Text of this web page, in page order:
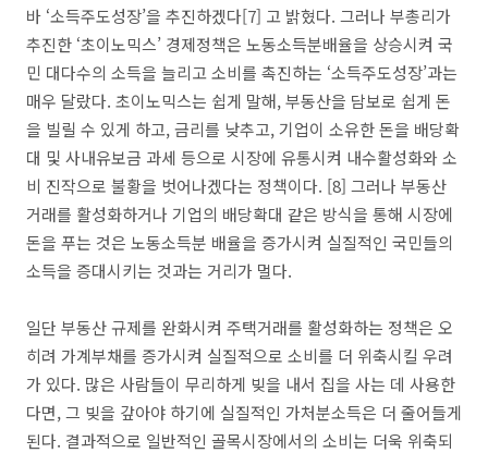
바 ‘소득주도성장’을 추진하겠다[7] 고 밝혔다. 그러나 부총리가
추진한 ‘초이노믹스’ 경제정책은 노동소득분배율을 상승시켜 국
민 대다수의 소득을 늘리고 소비를 촉진하는 ‘소득주도성장’과는
매우 달랐다. 초이노믹스는 쉽게 말해, 부동산을 담보로 쉽게 돈
을 빌릴 수 있게 하고, 금리를 낮추고, 기업이 소유한 돈을 배당확
대 및 사내유보금 과세 등으로 시장에 유통시켜 내수활성화와 소
비 진작으로 불황을 벗어나겠다는 정책이다. [8] 그러나 부동산
거래를 활성화하거나 기업의 배당확대 같은 방식을 통해 시장에
돈을 푸는 것은 노동소득분 배율을 증가시켜 실질적인 국민들의
소득을 증대시키는 것과는 거리가 멀다.
일단 부동산 규제를 완화시켜 주택거래를 활성화하는 정책은 오
히려 가계부채를 증가시켜 실질적으로 소비를 더 위축시킬 우려
가 있다. 많은 사람들이 무리하게 빚을 내서 집을 사는 데 사용한
다면, 그 빚을 갚아야 하기에 실질적인 가처분소득은 더 줄어들게
된다. 결과적으로 일반적인 골목시장에서의 소비는 더욱 위축되